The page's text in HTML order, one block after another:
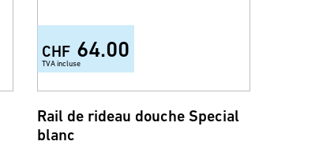
CHF 64.00
TVA incluse
Rail de rideau douche Special
blanc